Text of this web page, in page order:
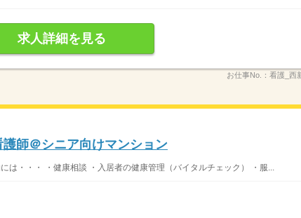
求人詳細を見る
お仕事No.： 看護_西
護師＠シニア向けマンション
は・・・ ・健康相談 ・入居者の健康管理（バイタルチェック） ・服...